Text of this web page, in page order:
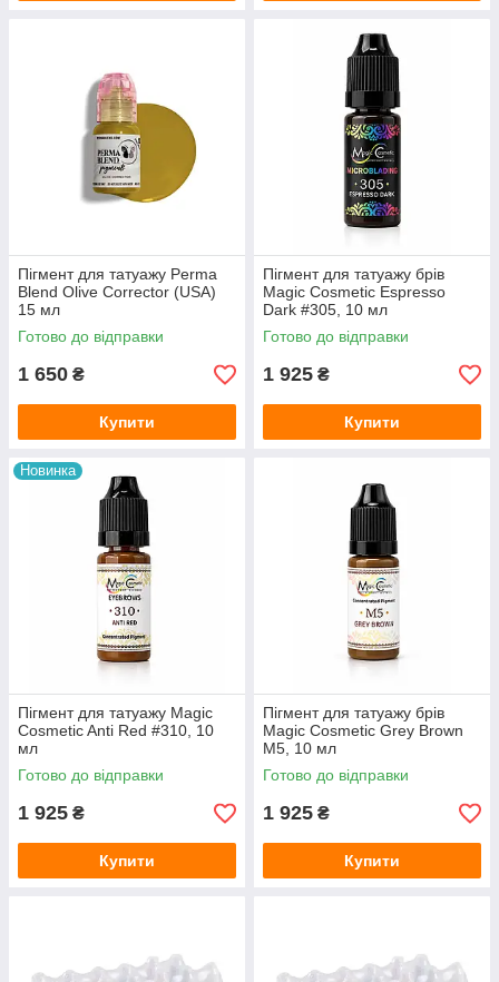
Пігмент для татуажу Perma
Blend Olive Corrector (USA)
15 мл
Готово до відправки
1 650 ₴
Купити
Пігмент для татуажу брів
Magic Cosmetic Espresso
Dark #305, 10 мл
Готово до відправки
1 925 ₴
Купити
Новинка
Пігмент для татуажу Magic
Cosmetic Anti Red #310, 10
мл
Готово до відправки
1 925 ₴
Купити
Пігмент для татуажу брів
Мagic Cosmetic Grey Brown
M5, 10 мл
Готово до відправки
1 925 ₴
Купити